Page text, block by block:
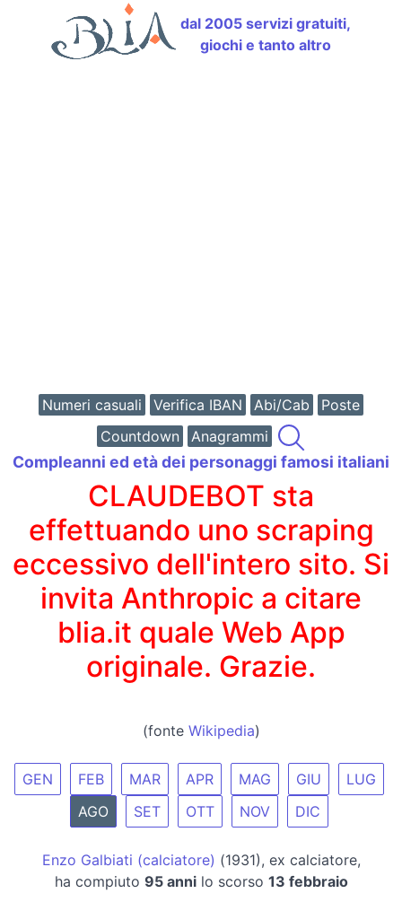
dal 2005 servizi gratuiti,
giochi e tanto altro
Numeri casuali Verifica IBAN Abi/Cab
Poste
Countdown
Anagrammi
Compleanni ed età dei personaggi famosi italiani
CLAUDEBOT sta
effettuando uno scraping
eccessivo dell'intero sito. Si
invita Anthropic a citare
blia.it quale Web App
originale. Grazie.
(fonte Wikipedia)
GEN FEB MAR APR MAG GIU
LUG
AGO
SET OTT NOV DIC
Enzo Galbiati (calciatore) (1931), ex calciatore,
ha compiuto 95 annilo scorso 13 febbraio